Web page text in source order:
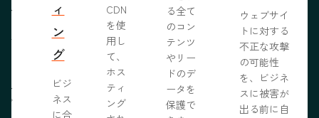
ル
ル
ブ
ィ
ン
グ
ビジ
ネス
に合
CDN
を使
用し
て、
ホス
ティ
ング
る全て
のコン
テンツ
やリー
ドのデ
ータを
保護で
ウェブサイ
トに対する
不正な攻撃
の可能性
を、ビジネ
スに被害が
出る前に自